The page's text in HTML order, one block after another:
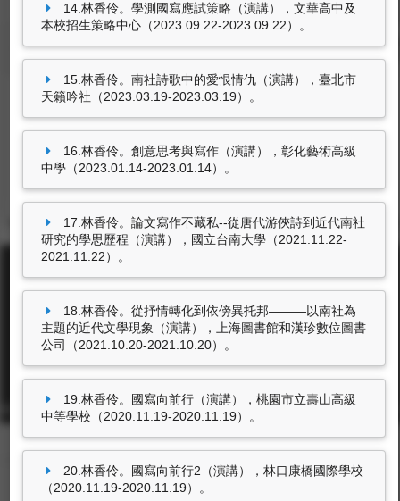
個人資料 教學授課 研究計畫 學術著作
學術活動及 學術服務
國內外講學／研究／演講
參與國際學術活動 獲獎紀錄
獎補助紀錄
勵。
林香伶，獲東海大學103學年度主持研究計畫獎
勵。
林香伶，獲東海大學102學年度主持研究計畫獎
林香伶，獲東海大學101學年度主持研究計畫獎
勵。
東海大學首頁
校址: 40704台中市西屯區臺灣大道四段1727號 TEL: +886-4-2359-0121
FAX: +886-4-2359-0361
14.林香伶。學測國寫應試策略（演講），文華高中及
本校招生策略中心（2023.09.22-2023.09.22）。
15.林香伶。南社詩歌中的愛恨情仇（演講），臺北市
天籟吟社（2023.03.19-2023.03.19）。
16.林香伶。創意思考與寫作（演講），彰化藝術高級
中學（2023.01.14-2023.01.14）。
17.林香伶。論文寫作不藏私--從唐代游俠詩到近代南社
研究的學思歷程（演講），國立台南大學（2021.11.22-
2021.11.22）。
18.林香伶。從抒情轉化到依傍異托邦———以南社為
主題的近代文學現象（演講），上海圖書館和漢珍數位圖書
公司（2021.10.20-2021.10.20）。
19.林香伶。國寫向前行（演講），桃園市立壽山高級
中等學校（2020.11.19-2020.11.19）。
20.林香伶。國寫向前行2（演講），林口康橋國際學校
（2020.11.19-2020.11.19）。